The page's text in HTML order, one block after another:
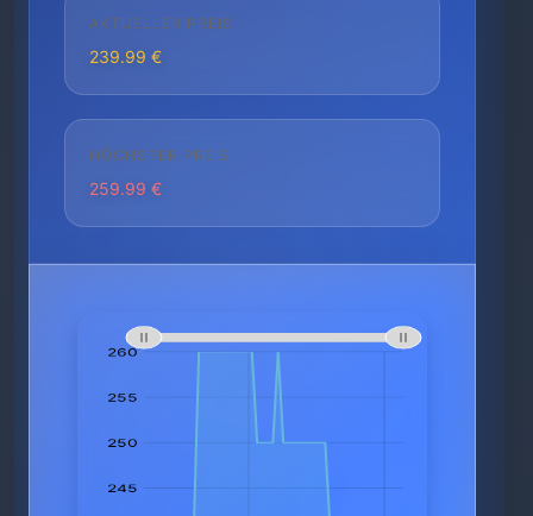
AKTUELLER PREIS
239.99 €
HÖCHSTER PREIS
259.99 €